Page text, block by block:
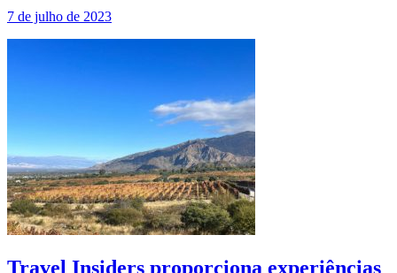
7 de julho de 2023
Travel Insiders proporciona experiências